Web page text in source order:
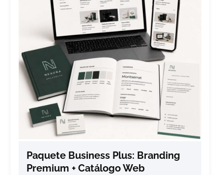
Paquete Business Plus: Branding
Premium + Catálogo Web